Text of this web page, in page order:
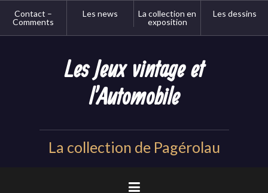
Contact –
Comments
Les news
La collection en
exposition
Les dessins
Les Jeux vintage et
l'Automobile
La collection de Pagérolau